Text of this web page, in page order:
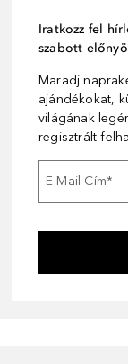
Iratkozz fel
szabott
Maradj
ajándékokat,
világának
regisztrált
E-Mail Cím*